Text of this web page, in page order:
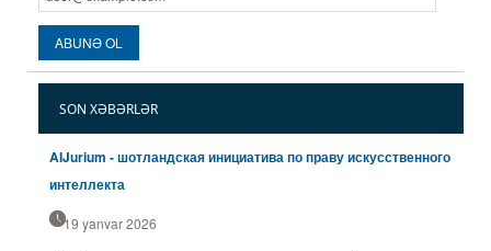
SON XƏBƏRLƏR
AIJurium - шотландская инициатива по праву искусственного
интеллекта
19 yanvar 2026